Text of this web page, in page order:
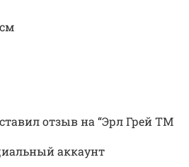
отзыв на “Эрл Грей TM
аккаунт